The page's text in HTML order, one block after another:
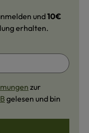
und10€
erhalten.
zur
gelesen und bin